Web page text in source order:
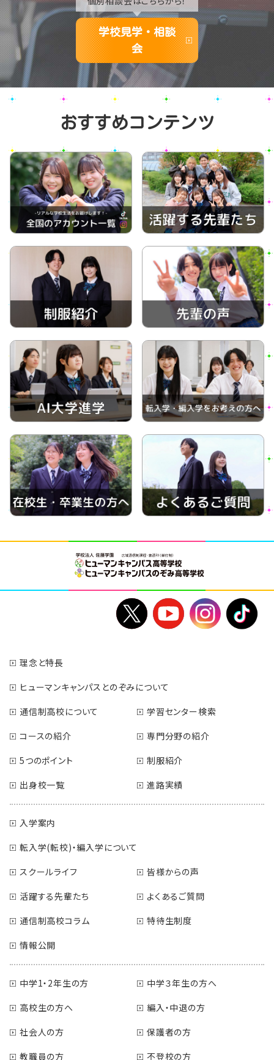
学校見学・相談
会
おすすめコンテンツ
理念と特長
ヒューマンキャンパスとのぞみについて
通信制高校について
学習センター検索
コースの紹介
専門分野の紹介
5つのポイント
制服紹介
出身校一覧
進路実績
入学案内
転入学(転校)・編入学について
スクールライフ
皆様からの声
活躍する先輩たち
よくあるご質問
通信制高校コラム
特待生制度
情報公開
中学1・2年生の方
中学３年生の方へ
高校生の方へ
編入・中退の方
社会人の方
保護者の方
教職員の方
不登校の方